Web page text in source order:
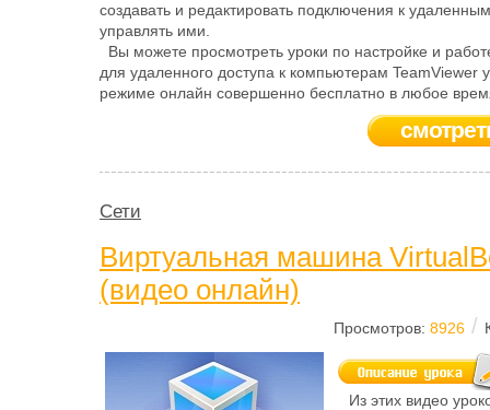
создавать и редактировать подключения к
управлять ими.
Вы можете просмотреть уроки по настройке и
для удаленного доступа к компьютерам TeamViewer
режиме онлайн совершенно бесплатно в любое
Сети
Виртуальная машина
(видео онлайн)
Просмотров: 8926 /
Из этих видео